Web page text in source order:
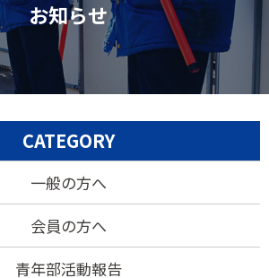
お知らせ
CATEGORY
一般の方へ
会員の方へ
青年部活動報告